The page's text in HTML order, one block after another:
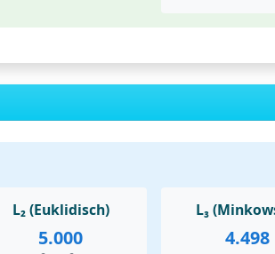
L₂ (Euklidisch)
5.000
L₃
4.498